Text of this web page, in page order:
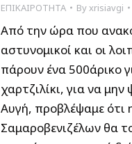
ΕΠΙΚΑΙΡΟΤΗΤΑ Byxrisiavgi
Από την ώρα που
αστυνομικοί και οι
πάρουν ένα 500άρικο
χαρτζιλίκι, για να
Αυγή, προβλέψαμε ότι
Σαμαροβενιζέλων θα